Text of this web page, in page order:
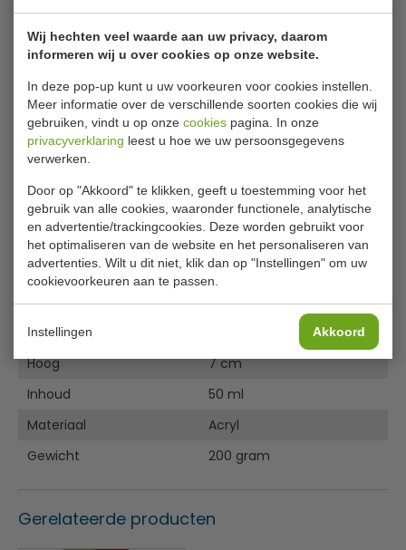
Wij hechten veel waarde aan uw privacy, daarom
informeren wij u over cookies op onze website.
In deze pop-up kunt u uw voorkeuren voor cookies instellen.
Meer informatie over de verschillende soorten cookies die wij
gebruiken, vindt u op onze cookies pagina. In onze
privacyverklaring leest u hoe we uw persoonsgegevens
verwerken.
Door op "Akkoord" te klikken, geeft u toestemming voor het
gebruik van alle cookies, waaronder functionele, analytische
en advertentie/trackingcookies. Deze worden gebruikt voor
het optimaliseren van de website en het personaliseren van
advertenties. Wilt u dit niet, klik dan op "Instellingen" om uw
cookievoorkeuren aan te passen.
Instellingen Akkoord
In winkelwagentje
Ofbetaal 6,05in 3 termijnenmet Klarna
✔ Gratis verzending* ✔ 24 uur levering ✔ Laagste
prijsgarantie
Cole & Mason zout en pepervaatjes
Eigentijdse geribbelde peper- en zoutvaatjes van acryl,
met chrome deksels van het merk Cole & Mason.
Aantrekkelijk en handig voor op tafel.
Specificaties
Model
Hoog
7 cm
Inhoud
50 ml
Materiaal
Acryl
Gewicht
200 gram
Gerelateerde producten